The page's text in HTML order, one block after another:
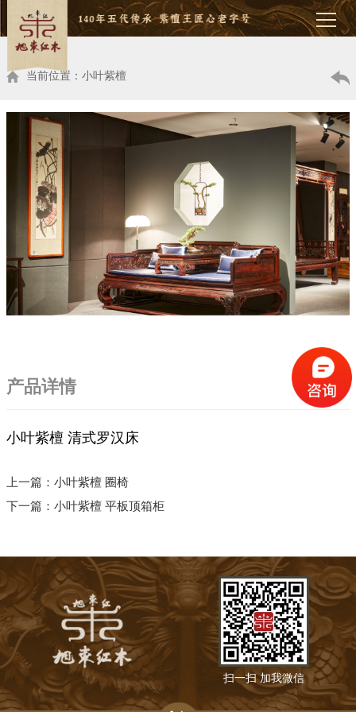
当前位置：小叶紫檀
产品详情
小叶紫檀 清式罗汉床
上一篇： 小叶紫檀 圈椅
下一篇： 小叶紫檀 平板顶箱柜
扫一扫 加我微信